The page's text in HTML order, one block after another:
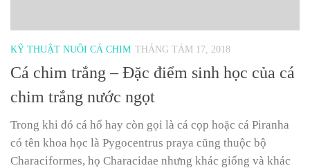
KỸ THUẬT NUÔI CÁ CHIM THÁNG TÁM 17, 2018
Cá chim trắng – Đặc điểm sinh học của cá
chim trắng nước ngọt
Trong khi đó cá hổ hay còn gọi là cá cọp hoặc cá Piranha
có tên khoa học là Pygocentrus praya cũng thuộc bộ
Characiformes, họ Characidae nhưng khác giống và khác